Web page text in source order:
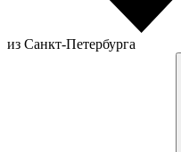
из Санкт-Петербурга